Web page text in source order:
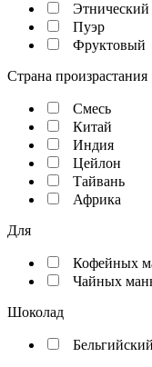
Этнический
Пуэр
Фруктовый
Страна произрастания
Смесь
Китай
Индия
Цейлон
Тайвань
Африка
Для
Кофейных
Чайных
Шоколад